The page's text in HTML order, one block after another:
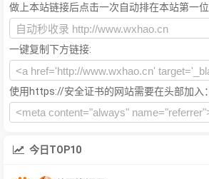
做上本站链接后点击一次自动排在本站第一位
一键复制下方链接:
使用https://安全证书的网站需要在头部加入：
今日TOP10